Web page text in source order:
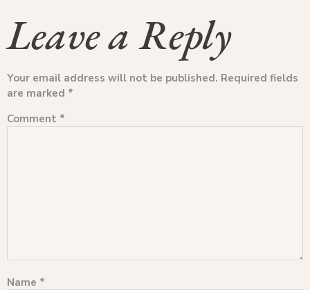
Leave a Reply
Your email address will not be published. Required fields
are marked *
Comment *
Name *